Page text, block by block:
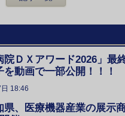
院ＤＸアワード2026」最
を動画で一部公開！！！
18:46
県、医療機器産業の展示